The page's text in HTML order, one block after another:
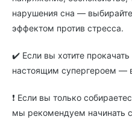
нарушения сна —
эффектом против стресса.
✔️ Если вы хотите прокачать
настоящим супергероем —
❗️ Если вы только
мы рекомендуем начинать